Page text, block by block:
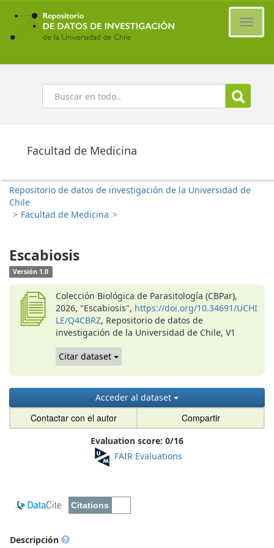
Ir
contenido
principal
Buscar
Facultad de Medicina
Repositorio de datos de investigación de la Universidad de
Chile
> Facultad de Medicina >
Escabiosis
Versión 1.0
Colección Biológica de Parasitología (CBPar),
2026, "Escabiosis", https://doi.org/10.34691/UCHI
LE/Q4CBRZ, Repositorio de datos de
investigación de la Universidad de Chile, V1
Citar dataset
Acceder al dataset
Contactar con el autor Compartir
Evaluation score: 0/16
FAIR Evaluations
Descripción